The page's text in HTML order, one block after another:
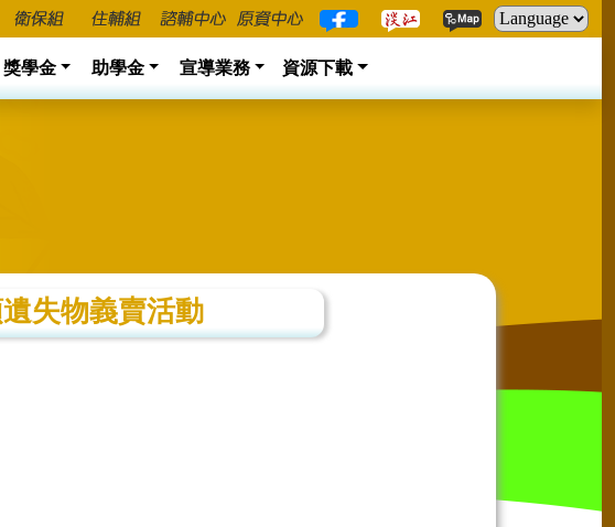
獎學金 助學金 宣導業務 資源下載
失物義賣活動